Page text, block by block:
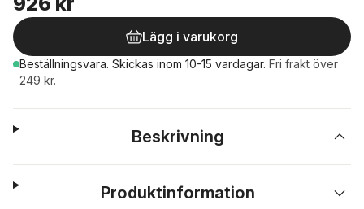
Lägg i varukorg
Beställningsvara. Skickas inom 10-15 vardagar. Fri frakt över
249 kr.
Beskrivning
Produktinformation